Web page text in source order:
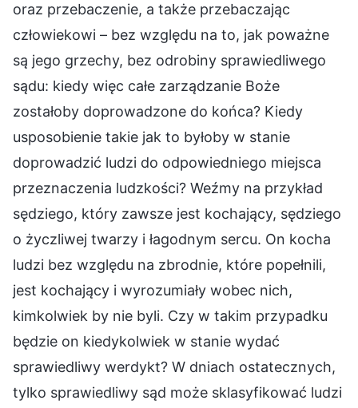
oraz przebaczenie, a także przebaczając
człowiekowi – bez względu na to, jak poważne
są jego grzechy, bez odrobiny sprawiedliwego
sądu: kiedy więc całe zarządzanie Boże
zostałoby doprowadzone do końca? Kiedy
usposobienie takie jak to byłoby w stanie
doprowadzić ludzi do odpowiedniego miejsca
przeznaczenia ludzkości? Weźmy na przykład
sędziego, który zawsze jest kochający, sędziego
o życzliwej twarzy i łagodnym sercu. On kocha
ludzi bez względu na zbrodnie, które popełnili,
jest kochający i wyrozumiały wobec nich,
kimkolwiek by nie byli. Czy w takim przypadku
będzie on kiedykolwiek w stanie wydać
sprawiedliwy werdykt? W dniach ostatecznych,
tylko sprawiedliwy sąd może sklasyfikować ludzi